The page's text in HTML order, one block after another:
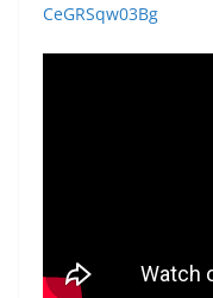
CeGRSqw03Bg